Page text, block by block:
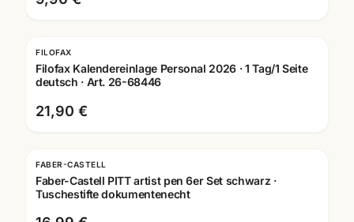
FILOFAX
Filofax Kalendereinlage Personal 2026 · 1 Tag/1 Seite
deutsch · Art. 26-68446
21,90 €
FABER-CASTELL
Faber-Castell PITT artist pen 6er Set schwarz ·
Tuschestifte dokumentenecht